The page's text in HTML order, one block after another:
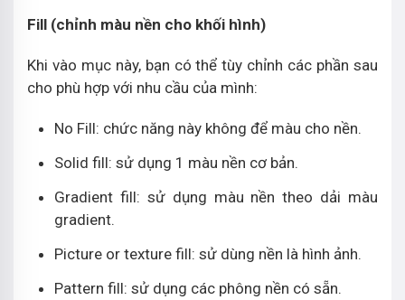
Fill (chỉnh màu nền cho khối hình)
Khi vào mục này, bạn có thể tùy chỉnh các phần sau
cho phù hợp với nhu cầu của mình:
No Fill: chức năng này không để màu cho nền.
Solid fill: sử dụng 1 màu nền cơ bản.
Gradient fill: sử dụng màu nền theo dải màu
gradient.
Picture or texture fill: sử dùng nền là hình ảnh.
Pattern fill: sử dụng các phông nền có sẵn.